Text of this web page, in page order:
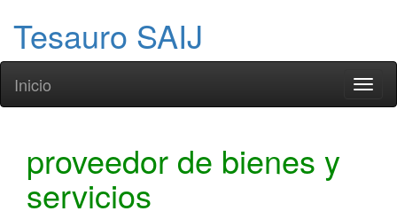
Tesauro SAIJ
Inicio
proveedor de bienes y
servicios